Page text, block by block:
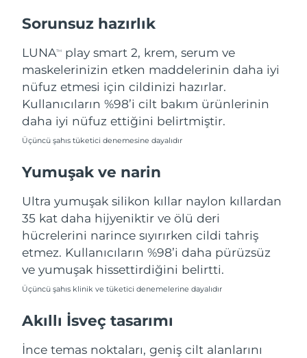
Sorunsuz hazırlık
LUNATM
play smart 2, krem, serum ve
maskelerinizin etken maddelerinin daha iyi
nüfuz etmesi için cildinizi hazırlar.
Kullanıcıların %98’i cilt bakım ürünlerinin
daha iyi nüfuz ettiğini belirtmiştir.
Üçüncü şahıs tüketici denemesine dayalıdır
Yumuşak ve narin
Ultra yumuşak silikon kıllar naylon kıllardan
35 kat daha hijyeniktir ve ölü deri
hücrelerini narince sıyırırken cildi tahriş
etmez. Kullanıcıların %98’i daha pürüzsüz
ve yumuşak hissettirdiğini belirtti.
Üçüncü şahıs klinik ve tüketici denemelerine dayalıdır
Akıllı İsveç tasarımı
İnce temas noktaları, geniş cilt alanlarını
İsviçre
Tayvan Tahmini teslim tarihi
Tayland Tahmini teslim tarihi
Türkiye
Birleşik Arap
Amerika Birleşik
Devletleri
Tahmini teslim tarihi8/13/26
Özbekistan Tahmini teslim tarihi